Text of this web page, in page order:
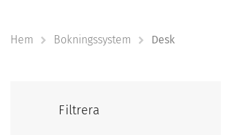
Hem Bokningssystem Desk
Filtrera